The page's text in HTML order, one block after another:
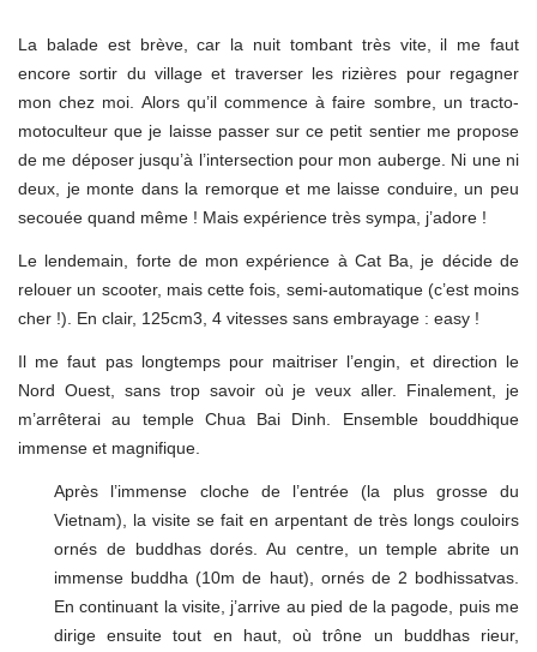
La balade est brève, car la nuit tombant très vite, il me faut
encore sortir du village et traverser les rizières pour regagner
mon chez moi. Alors qu’il commence à faire sombre, un tracto-
motoculteur que je laisse passer sur ce petit sentier me propose
de me déposer jusqu’à l’intersection pour mon auberge. Ni une ni
deux, je monte dans la remorque et me laisse conduire, un peu
secouée quand même ! Mais expérience très sympa, j’adore !
Le lendemain, forte de mon expérience à Cat Ba, je décide de
relouer un scooter, mais cette fois, semi-automatique (c’est moins
cher !). En clair, 125cm3, 4 vitesses sans embrayage : easy !
Il me faut pas longtemps pour maitriser l’engin, et direction le
Nord Ouest, sans trop savoir où je veux aller. Finalement, je
m’arrêterai au temple Chua Bai Dinh. Ensemble bouddhique
immense et magnifique.
Après l’immense cloche de l’entrée (la plus grosse du
Vietnam), la visite se fait en arpentant de très longs couloirs
ornés de buddhas dorés. Au centre, un temple abrite un
immense buddha (10m de haut), ornés de 2 bodhissatvas.
En continuant la visite, j’arrive au pied de la pagode, puis me
dirige ensuite tout en haut, où trône un buddhas rieur,